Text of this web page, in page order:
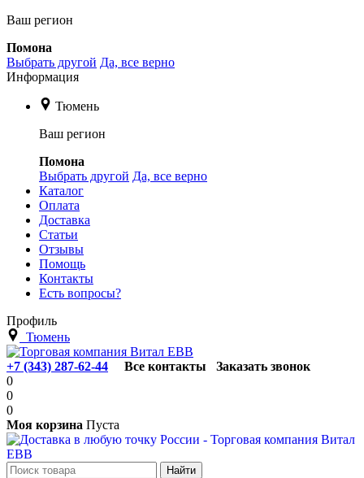
Ваш регион
Помона
Выбрать другой Да, все верно
Информация
Тюмень
Ваш регион
Помона
Выбрать другой Да, все верно
Каталог
Оплата
Доставка
Статьи
Отзывы
Помощь
Контакты
Есть вопросы?
Профиль
Тюмень
+7 (343) 287-62-44 Все контакты
Заказать звонок
0
0
0
Моя корзина Пуста